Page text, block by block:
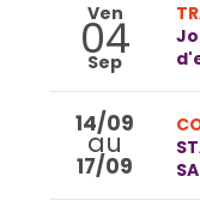
Ven
04
Sep
14/09
au
17/09